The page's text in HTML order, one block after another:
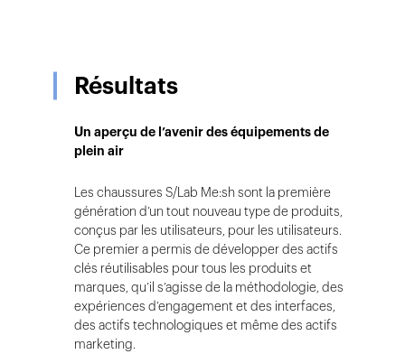
Résultats
Un aperçu de l’avenir des équipements de
plein air
Les chaussures S/Lab Me:sh sont la première
génération d’un tout nouveau type de produits,
conçus par les utilisateurs, pour les utilisateurs.
Ce premier a permis de développer des actifs
clés réutilisables pour tous les produits et
marques, qu’il s’agisse de la méthodologie, des
expériences d’engagement et des interfaces,
des actifs technologiques et même des actifs
marketing.